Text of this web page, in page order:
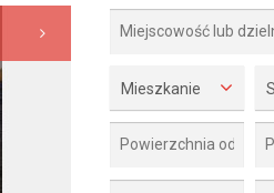
Mieszkanie